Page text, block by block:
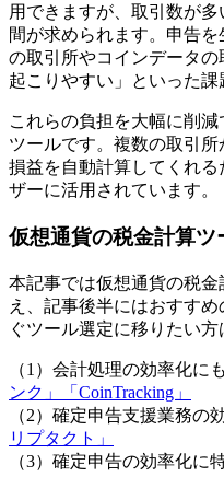
用できますが、取引数が
間が求められます。申告
の取引所やコインデータ
起こりやすい」といった課
これらの負担を大幅に削
ツールです。複数の取引所
損益を自動計算してくれ
ザーに活用されています。
仮想通貨の税金計算ツ
本記事では仮想通貨の税
え、記事後半にはおすす
ぐツール選定に移りたい方
（1）会計処理の効率化に
ンク」「CoinTracking」
（2）確定申告支援業務
リプタクト」
（3）確定申告の効率化に